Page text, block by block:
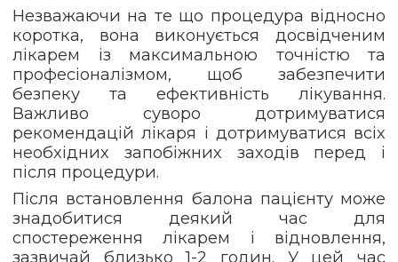
Незважаючи на те що процедура відносно
коротка, вона виконується досвідченим
лікарем із максимальною точністю та
професіоналізмом, щоб забезпечити
безпеку та ефективність лікування.
Важливо суворо дотримуватися
рекомендацій лікаря і дотримуватися всіх
необхідних запобіжних заходів перед і
після процедури.
Після встановлення балона пацієнту може
знадобитися деякий час для
спостереження лікарем і відновлення,
зазвичай близько 1-2 годин. У цей час